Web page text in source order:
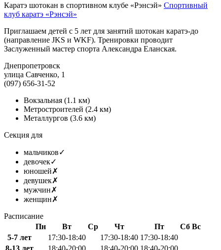
Каратэ шотокан в спортивном клубе «Рэнсэй» Спортивный
клуб каратэ «Рэнсэй»
Приглашаем детей с 5 лет для занятий шотокан каратэ-до
(направление JKS и WKF). Тренировки проводит
Заслуженный мастер спорта Александра Еланская.
Днепропетровск
улица Савченко, 1
(097) 656-31-52
Вокзальная (1.1 км)
Метростроителей (2.4 км)
Металлургов (3.6 км)
Секция для
мальчиков✓
девочек✓
юношей✗
девушек✗
мужчин✗
женщин✗
Расписание
Пн
Вт Ср Чт Пт Сб Вс
5-7 лет
17:30-18:40 17:30-18:40 17:30-18:40
8-13 лет
18:40-20:00 18:40-20:00 18:40-20:00